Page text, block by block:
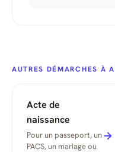
AUTRES DÉMARCHES À
Acte de
naissance
Pour un passeport, un
PACS, un mariage ou